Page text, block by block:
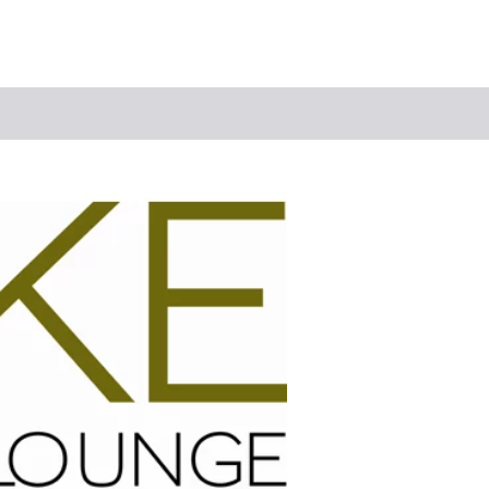
Suchbegriff
Das könnte Sie interessieren
Stadtführungen
Erlebnisse
Wein
Automobil